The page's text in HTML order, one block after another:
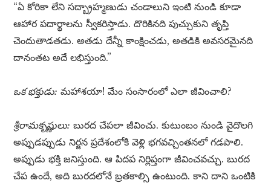
“ఏ కోరికా లేని సద్బ్రాహ్మణుడు చండాలుని ఇంటి నుండి కూడా
ఆహార పదార్థాలను స్వీకరిస్తాడు. దొరికినది పుచ్చుకుని తృప్తి
చెందుతాడతడు. అతడు దేన్నీ కాంక్షించడు, అతడికి అవసరమైనది
దానంతట అదే లభిస్తుంది.”
ఒక భక్తుడు: మహాశయా! మేం సంసారంలో ఎలా జీవించాలి?
శ్రీరామకృష్ణులు: బురద చేపలా జీవించు. కుటుంబం నుండి వైదొలగి
అప్పుడప్పుడు నిర్జన ప్రదేశంలోకి వెళ్లి భగవచ్చింతనలో గడపాలి.
అప్పుడు భక్తి జనిస్తుంది. ఆ పిదప నిర్లిప్తంగా జీవించవచ్చు. బురద
చేప ఉందే, అది బురదలోనే బ్రతకాల్సి ఉంటుంది. కాని దాని ఒంటికి